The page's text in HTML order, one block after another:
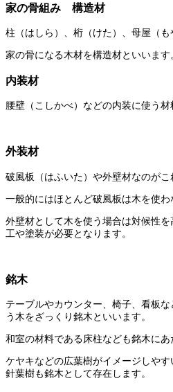
家の骨組み 構造材
柱（はしら）、桁（けた）、母屋（
家の骨になる木材を構造材といいます
内装材
腰壁（こしかべ）などの内装に使う材
外装材
破風板（はふいた）や外壁材なのがこ
一般的にはほとんど破風板は木を使わ
外壁材として木を使う場合は対候性
工や塗装が必要となります。
銘木
テーブルやカウンター、椅子、看板
う木をざっくり銘木といいます。
和室の材料である床柱なども銘木にあ
ケヤキなどの広葉樹がイメージしや
針葉樹も銘木として存在します。